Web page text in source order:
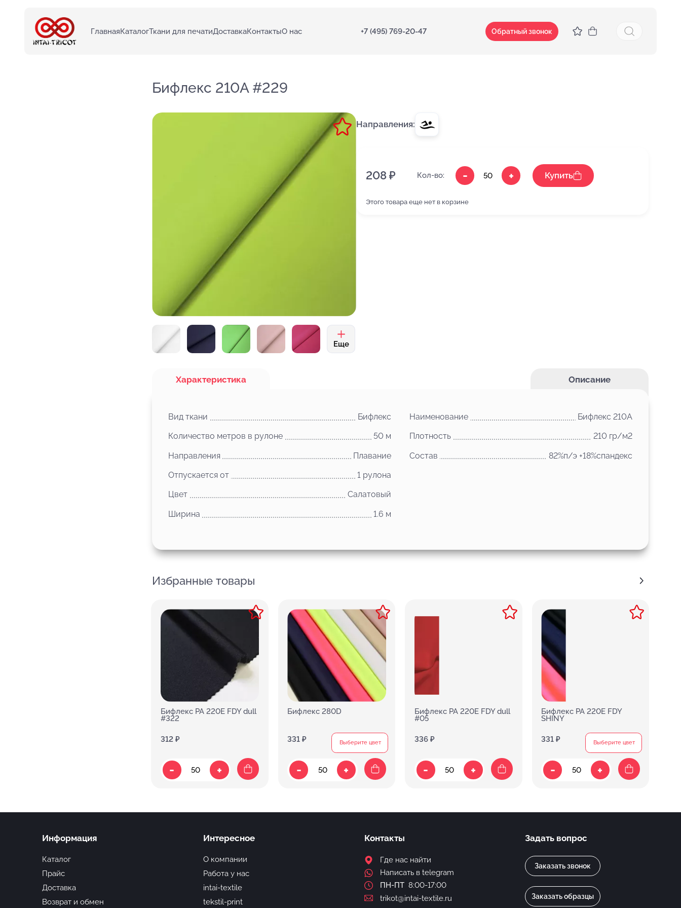
ГлавнаяКаталогТкани для печатиДоставкаКонтактыО нас +7 (495) 769-20-47 Обратный звонок
Бифлекс 210A #229
Еще
Направления:
208 ₽ Кол-во: - + Купить
Этого товара еще нет в корзине
Характеристика Описание
Вид ткани Бифлекс
Количество метров в рулоне 50 м
Направления Плавание
Отпускается от 1 рулона
Цвет Салатовый
Ширина 1.6 м
Наименование Бифлекс 210A
Плотность 210 гр/м2
Состав 82%п/э +18%спандекс
Избранные товары
Бифлекс PA 220E FDY dull
#322
312 ₽
- +
Бифлекс 280D
331 ₽ Выберите цвет
- +
Бифлекс PA 220E FDY dull
#05
336 ₽
- +
Бифлекс PA 220E FDY
SHINY
331 ₽ Выберите цвет
- +
Информация
Каталог
Прайс
Доставка
Возврат и обмен
Интересное
О компании
Работа у нас
intai-textile
tekstil-print
Контакты
Где нас найти
Написать в telegram
ПН-ПТ 8:00-17:00
trikot@intai-textile.ru
Задать вопрос
Заказать звонок
Заказать образцы